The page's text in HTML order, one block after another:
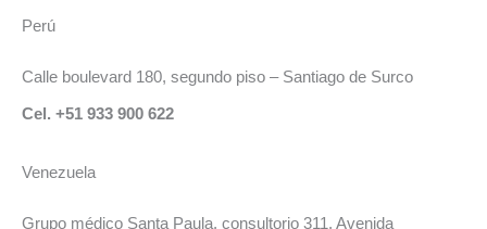
Perú
Calle boulevard 180, segundo piso – Santiago de Surco
Cel. +51 933 900 622
Venezuela
Grupo médico Santa Paula, consultorio 311. Avenida